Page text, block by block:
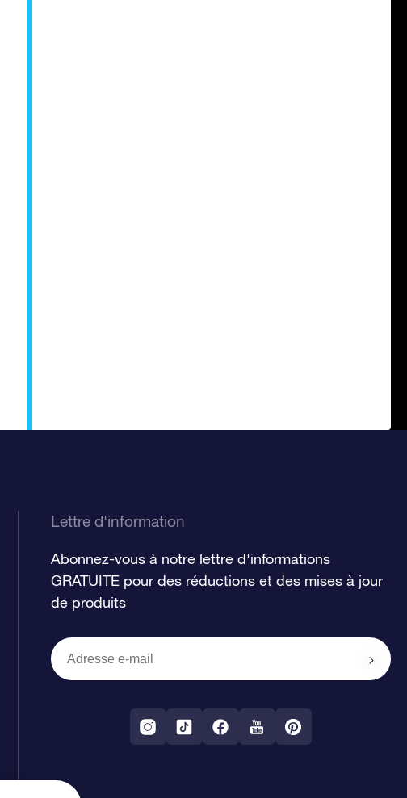
Lettre d'information
Abonnez-vous à notre lettre d'informations
GRATUITE pour des réductions et des mises à jour
de produits